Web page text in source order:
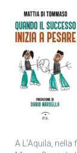
A L’Aquila,